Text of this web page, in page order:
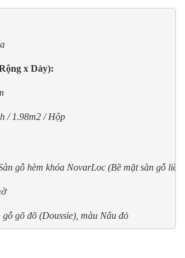
x Dày):
/ 1.98m2 / Hộp
gỗ hèm khóa NovarLoc (Bề mặt sàn gỗ
gỗ gõ đõ (Doussie), màu Nâu đỏ